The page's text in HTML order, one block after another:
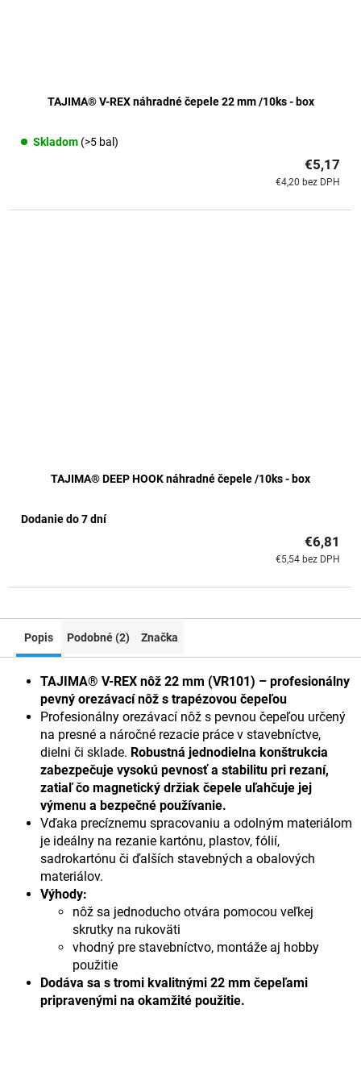
TAJIMA® V-REX náhradné čepele 22 mm /10ks - box
Skladom (>5 bal)
€4,20 bez DPH
€5,17
TAJIMA® DEEP HOOK náhradné čepele /10ks - box
Dodanie do 7 dní
€5,54 bez DPH
€6,81
Popis Podobné (2) Značka
TAJIMA® V-REX nôž 22 mm (VR101) – profesionálny
pevný orezávací nôž s trapézovou čepeľou
Profesionálny orezávací nôž s pevnou čepeľou určený
na presné a náročné rezacie práce v stavebníctve,
dielni či sklade. Robustná jednodielna konštrukcia
zabezpečuje vysokú pevnosť a stabilitu pri rezaní,
zatiaľ čo magnetický držiak čepele uľahčuje jej
výmenu a bezpečné používanie.
Vďaka precíznemu spracovaniu a odolným materiálom
je ideálny na rezanie kartónu, plastov, fólií,
sadrokartónu či ďalších stavebných a obalových
materiálov.
Výhody:
nôž sa jednoducho otvára pomocou veľkej
skrutky na rukoväti
vhodný pre stavebníctvo, montáže aj hobby
použitie
Dodáva sa s tromi kvalitnými 22 mm čepeľami
pripravenými na okamžité použitie.